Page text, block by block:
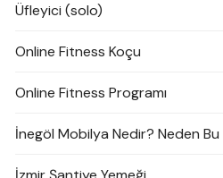
Üfleyici (solo)
Online Fitness Koçu
Online Fitness Programı
İnegöl Mobilya Nedir? Neden